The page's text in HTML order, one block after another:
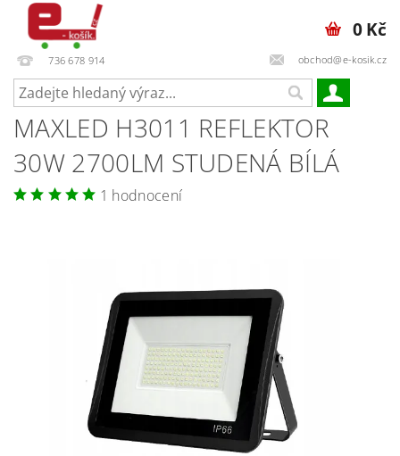
736 678 914 obchod@e-kosik.cz
0 Kč
MAXLED H3011 REFLEKTOR
30W 2700LM STUDENÁ BÍLÁ
1 hodnocení